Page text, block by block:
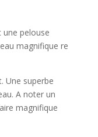
une pelouse
magnifique re
Une superbe
A noter un
magnifique